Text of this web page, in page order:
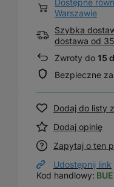
Dostępne
Warszawie
Szybka
dostawa od
Zwroty do 15
Bezpieczne
Dodaj do listy
Dodaj opinię
Zapytaj o ten
Udostępnij link
Kod handlowy: